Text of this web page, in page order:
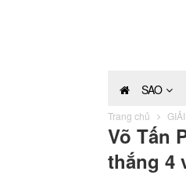
SAO
Trang chủ
Võ Tấn
thắng 4